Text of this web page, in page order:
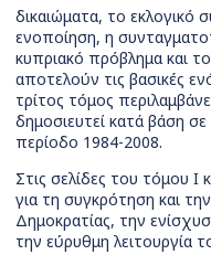
δικαιώματα, το εκλογικό
ενοποίηση, η
κυπριακό πρόβλημα και
αποτελούν τις βασικές
τρίτος τόμος
δημοσιευτεί κατά βάση
περίοδο 1984-2008.
Στις σελίδες του τόμου Ι
για τη συγκρότηση και
Δημοκρατίας, την
την εύρυθμη λειτουργία